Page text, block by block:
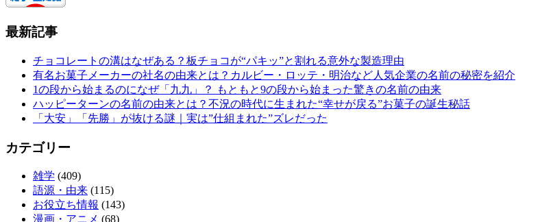
最新記事
チョコレートの溝はなぜある？板チョコが“パキッ”と割れる意外な製造理由
有名お菓子メーカーの社名の由来とは？カルビー・ロッテ・明治など人気企業の名前の秘密を紹介
1の段から始まるのになぜ「九九」？ もともと9の段から始まった驚きの名前の由来
ハッピーターンの名前の由来とは？不況の時代に生まれた“幸せが戻る”お菓子の誕生秘話
「大安」「先勝」が抜ける謎｜実は”仕組まれた”ズレだった
カテゴリー
雑学 (409)
語源・由来 (115)
お役立ち情報 (143)
漫画・アニメ (68)